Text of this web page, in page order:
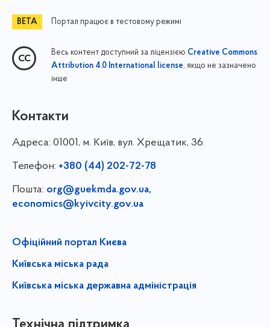
Портал працює в тестовому режимі
Весь контент доступний за ліцензією Creative Commons
Attribution 4.0 International license, якщо не зазначено
інше
Контакти
Адреса: 01001, м. Київ, вул. Хрещатик, 36
Телефон: +380 (44) 202-72-78
Пошта: org@guekmda.gov.ua,
economics@kyivcity.gov.ua
Офіційний портал Києва
Київська міська рада
Київська міська державна адміністрація